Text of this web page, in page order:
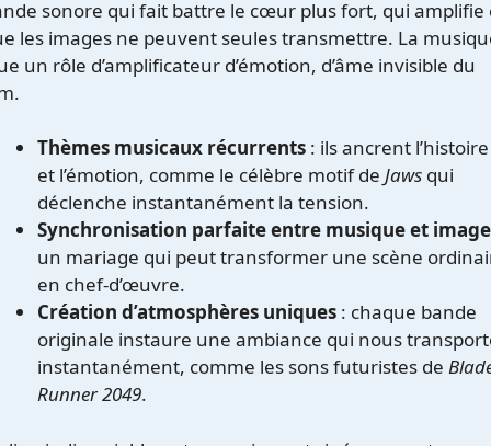
sonore qui fait battre le cœur plus fort, qui amplifie
les images ne peuvent seules transmettre. La
un rôle d’amplificateur d’émotion, d’âme invisible du
Thèmes musicaux récurrents : ils ancrent l’histoire
et l’émotion, comme le célèbre motif de Jaws qui
déclenche instantanément la tension.
Synchronisation parfaite entre musique et image
un mariage qui peut transformer une scène
en chef-d’œuvre.
Création d’atmosphères uniques : chaque bande
originale instaure une ambiance qui nous
instantanément, comme les sons futuristes de
Runner 2049.